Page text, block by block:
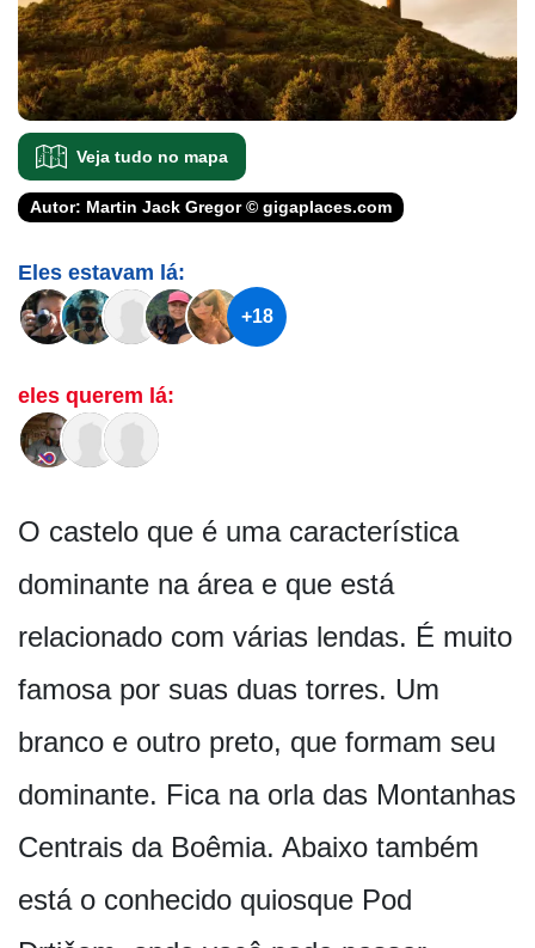
Veja tudo no mapa
Autor: Martin Jack Gregor © gigaplaces.com
Eles estavam lá:
+18
eles querem lá:
O castelo que é uma característica
dominante na área e que está
relacionado com várias lendas. É muito
famosa por suas duas torres. Um
branco e outro preto, que formam seu
dominante. Fica na orla das Montanhas
Centrais da Boêmia. Abaixo também
está o conhecido quiosque Pod